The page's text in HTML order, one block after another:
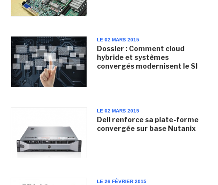
LE 02 MARS 2015
Dossier : Comment cloud
hybride et systèmes
convergés modernisent le SI
LE 02 MARS 2015
Dell renforce sa plate-forme
convergée sur base Nutanix
LE 26 FÉVRIER 2015